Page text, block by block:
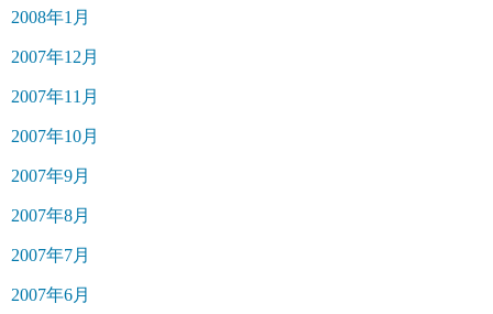
2008年1月
2007年12月
2007年11月
2007年10月
2007年9月
2007年8月
2007年7月
2007年6月